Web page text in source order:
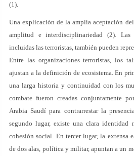
(1).
Una explicación de la amplia aceptación
amplitud e interdisciplinariedad (2). Las
incluidas las terroristas, también pueden
Entre las organizaciones terroristas, los
ajustan a la definición de ecosistema. En
una larga historia y continuidad con los
combate fueron creadas conjuntamente
Arabia Saudí para contrarrestar la
segundo lugar, existe una clara identidad
cohesión social. En tercer lugar, la extensa
de dos alas, política y militar, apuntan a un